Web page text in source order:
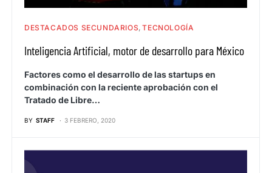
DESTACADOS SECUNDARIOS TECNOLOGÍA
Inteligencia Artificial, motor de desarrollo para México
Factores como el desarrollo de las startups en
combinación con la reciente aprobación con el
Tratado de Libre…
BY STAFF 3 FEBRERO, 2020